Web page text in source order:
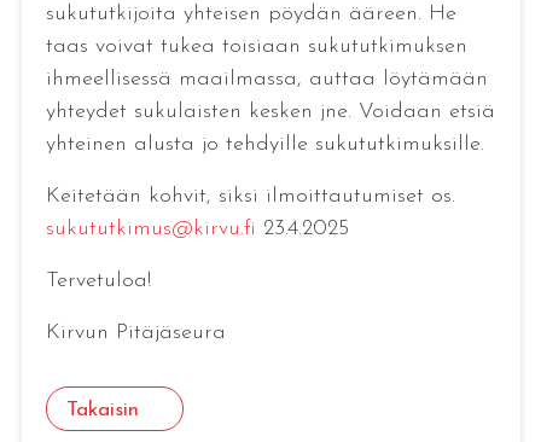
sukututkijoita yhteisen pöydän ääreen. He
taas voivat tukea toisiaan sukututkimuksen
ihmeellisessä maailmassa, auttaa löytämään
yhteydet sukulaisten kesken jne. Voidaan etsiä
yhteinen alusta jo tehdyille sukututkimuksille.
Keitetään kohvit, siksi ilmoittautumiset os.
sukututkimus@kirvu.fi 23.4.2025
Tervetuloa!
Kirvun Pitäjäseura
Takaisin